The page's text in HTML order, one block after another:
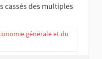
cassés des multiples
générale et du